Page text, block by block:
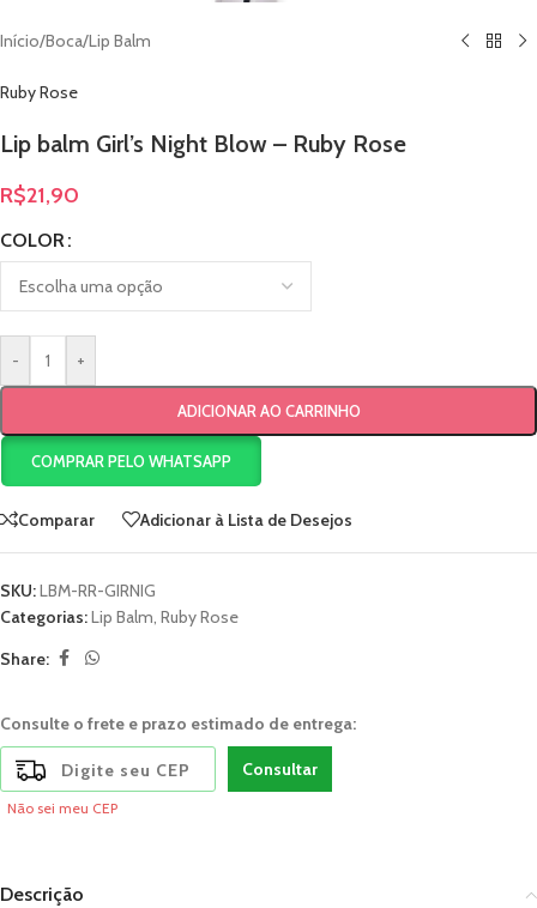
Início/Boca/Lip Balm
Ruby Rose
Lip balm Girl’s Night Blow – Ruby Rose
R$21,90
COLOR
- +
ADICIONAR AO CARRINHO
COMPRAR PELO WHATSAPP
Comparar Adicionar à Lista de Desejos
SKU:LBM-RR-GIRNIG
Categorias:Lip Balm, Ruby Rose
Share:
Consulte o frete e prazo estimado de entrega:
Consultar
Não sei meu CEP
Descrição